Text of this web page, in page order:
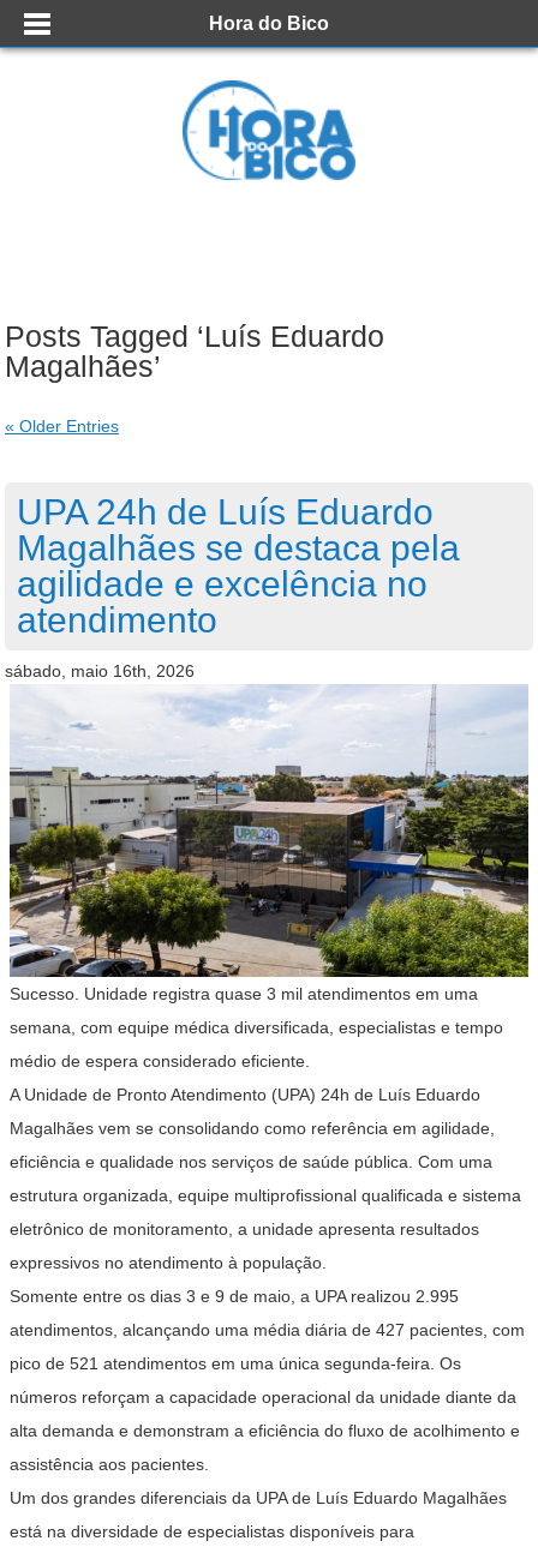
Hora do Bico
Posts Tagged ‘Luís Eduardo
Magalhães’
« Older Entries
UPA 24h de Luís Eduardo
Magalhães se destaca pela
agilidade e excelência no
atendimento
sábado, maio 16th, 2026
Sucesso. Unidade registra quase 3 mil atendimentos em uma
semana, com equipe médica diversificada, especialistas e tempo
médio de espera considerado eficiente.
A Unidade de Pronto Atendimento (UPA) 24h de Luís Eduardo
Magalhães vem se consolidando como referência em agilidade,
eficiência e qualidade nos serviços de saúde pública. Com uma
estrutura organizada, equipe multiprofissional qualificada e sistema
eletrônico de monitoramento, a unidade apresenta resultados
expressivos no atendimento à população.
Somente entre os dias 3 e 9 de maio, a UPA realizou 2.995
atendimentos, alcançando uma média diária de 427 pacientes, com
pico de 521 atendimentos em uma única segunda-feira. Os
números reforçam a capacidade operacional da unidade diante da
alta demanda e demonstram a eficiência do fluxo de acolhimento e
assistência aos pacientes.
Um dos grandes diferenciais da UPA de Luís Eduardo Magalhães
está na diversidade de especialistas disponíveis para